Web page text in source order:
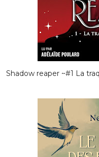
Shadow reaper ~#1 La